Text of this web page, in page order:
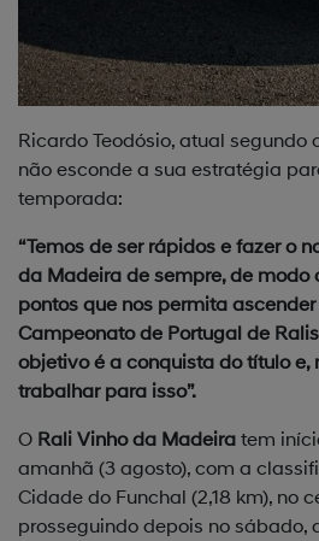
Ricardo Teodósio, atual segundo
não esconde a sua estratégia
temporada:
“Temos de ser rápidos e fazer o
da Madeira de sempre, de modo
pontos que nos permita
Campeonato de Portugal de
objetivo é a conquista do título e,
trabalhar para isso”.
O Rali Vinho da Madeira tem
amanhã (3 agosto), com a
Cidade do Funchal (2,18 km), no
prosseguindo depois no sábado,